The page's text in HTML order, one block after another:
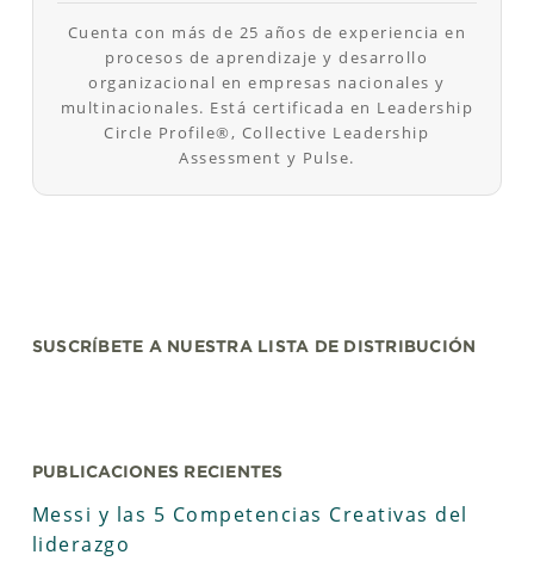
Cuenta con más de 25 años de experiencia en
procesos de aprendizaje y desarrollo
organizacional en empresas nacionales y
multinacionales. Está certificada en Leadership
Circle Profile®, Collective Leadership
Assessment y Pulse.
SUSCRÍBETE A NUESTRA LISTA DE DISTRIBUCIÓN
PUBLICACIONES RECIENTES
Messi y las 5 Competencias Creativas del
liderazgo